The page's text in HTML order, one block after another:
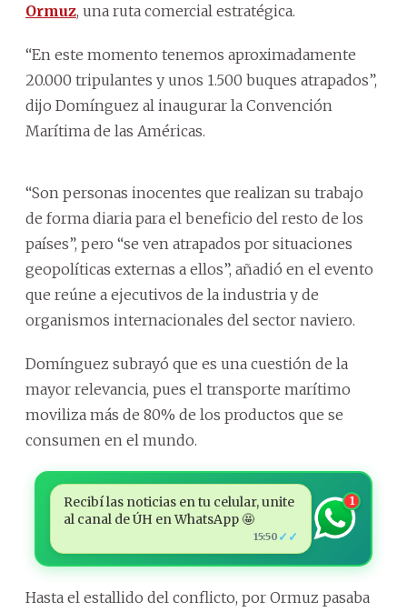
Ormuz, una ruta comercial estratégica.
“En este momento tenemos aproximadamente
20.000 tripulantes y unos 1.500 buques atrapados”,
dijo Domínguez al inaugurar la Convención
Marítima de las Américas.
“Son personas inocentes que realizan su trabajo
de forma diaria para el beneficio del resto de los
países”, pero “se ven atrapados por situaciones
geopolíticas externas a ellos”, añadió en el evento
que reúne a ejecutivos de la industria y de
organismos internacionales del sector naviero.
Domínguez subrayó que es una cuestión de la
mayor relevancia, pues el transporte marítimo
moviliza más de 80% de los productos que se
consumen en el mundo.
Recibí las noticias en tu celular, unite
al canal de ÚH en WhatsApp 🤩
15:50 ✓✓
1
Hasta el estallido del conflicto, por Ormuz pasaba